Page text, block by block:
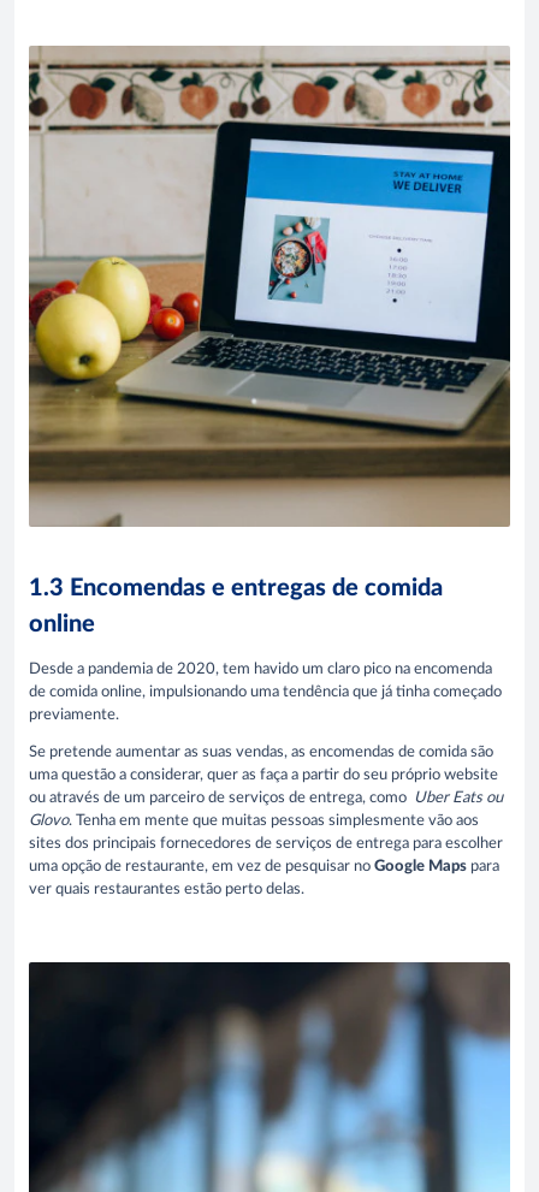
1.3 Encomendas e entregas de comida
online
Desde a pandemia de 2020, tem havido um claro pico na encomenda
de comida online, impulsionando uma tendência que já tinha começado
previamente.
Se pretende aumentar as suas vendas, as encomendas de comida são
uma questão a considerar, quer as faça a partir do seu próprio website
ou através de um parceiro de serviços de entrega, como Uber Eats ou
Glovo. Tenha em mente que muitas pessoas simplesmente vão aos
sites dos principais fornecedores de serviços de entrega para escolher
uma opção de restaurante, em vez de pesquisar no Google Maps para
ver quais restaurantes estão perto delas.